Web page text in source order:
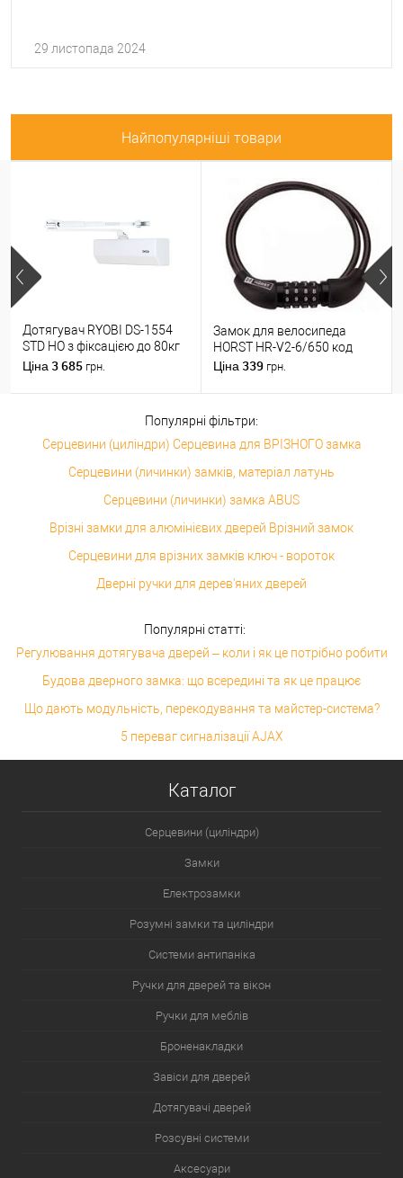
29 листопада 2024
Найпопулярніші товари
Дотягувач RYOBI DS-1554
STD HO з фіксацією до 80кг
Білий
Ціна 3 685 грн.
Замок для велосипеда
HORST HR-V2-6/650 код
Ціна 339 грн.
Популярні фільтри:
Серцевини (циліндри) Серцевина для ВРІЗНОГО замка
Серцевини (личинки) замків, матеріал латунь
Серцевини (личинки) замка ABUS
Врізні замки для алюмінієвих дверей Врізний замок
Серцевини для врізних замків ключ - вороток
Дверні ручки для дерев'яних дверей
Популярні статті:
Регулювання дотягувача дверей – коли і як це потрібно робити
Будова дверного замка: що всередині та як це працює
Що дають модульність, перекодування та майстер-система?
5 переваг сигналізації AJAX
Каталог
Серцевини (циліндри)
Замки
Електрозамки
Розумні замки та циліндри
Системи антипаніка
Ручки для дверей та вікон
Ручки для меблів
Броненакладки
Завіси для дверей
Дотягувачі дверей
Розсувні системи
Аксесуари